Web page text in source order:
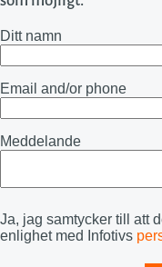
Ditt namn
Email and/or phone
Meddelande
Ja, jag samtycker till att
enlighet med Infotivs